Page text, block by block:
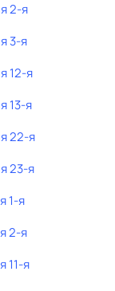
2-я
3-я
12-я
13-я
22-я
23-я
1-я
2-я
11-я